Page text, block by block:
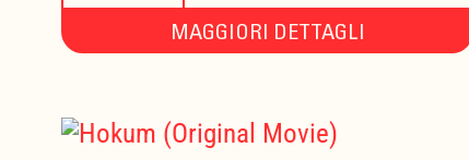
MAGGIORI DETTAGLI